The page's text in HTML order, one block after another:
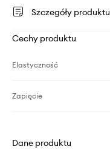
Szczegóły produktu
Cechy produktu
Elastyczność
Zapięcie
Dane produktu